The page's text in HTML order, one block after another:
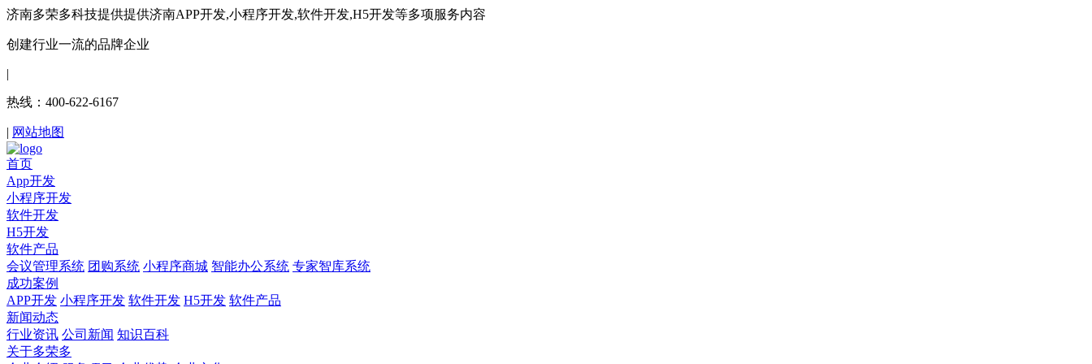
济南多荣多科技提供提供济南APP开发,小程序开发,软件开发,H5开发等多项服务内容
创建行业一流的品牌企业
|
热线：400-622-6167
| 网站地图
首页
App开发
小程序开发
软件开发
H5开发
软件产品
会议管理系统 团购系统 小程序商城 智能办公系统 专家智库系统
成功案例
APP开发 小程序开发 软件开发 H5开发 软件产品
新闻动态
行业资讯 公司新闻 知识百科
关于多荣多